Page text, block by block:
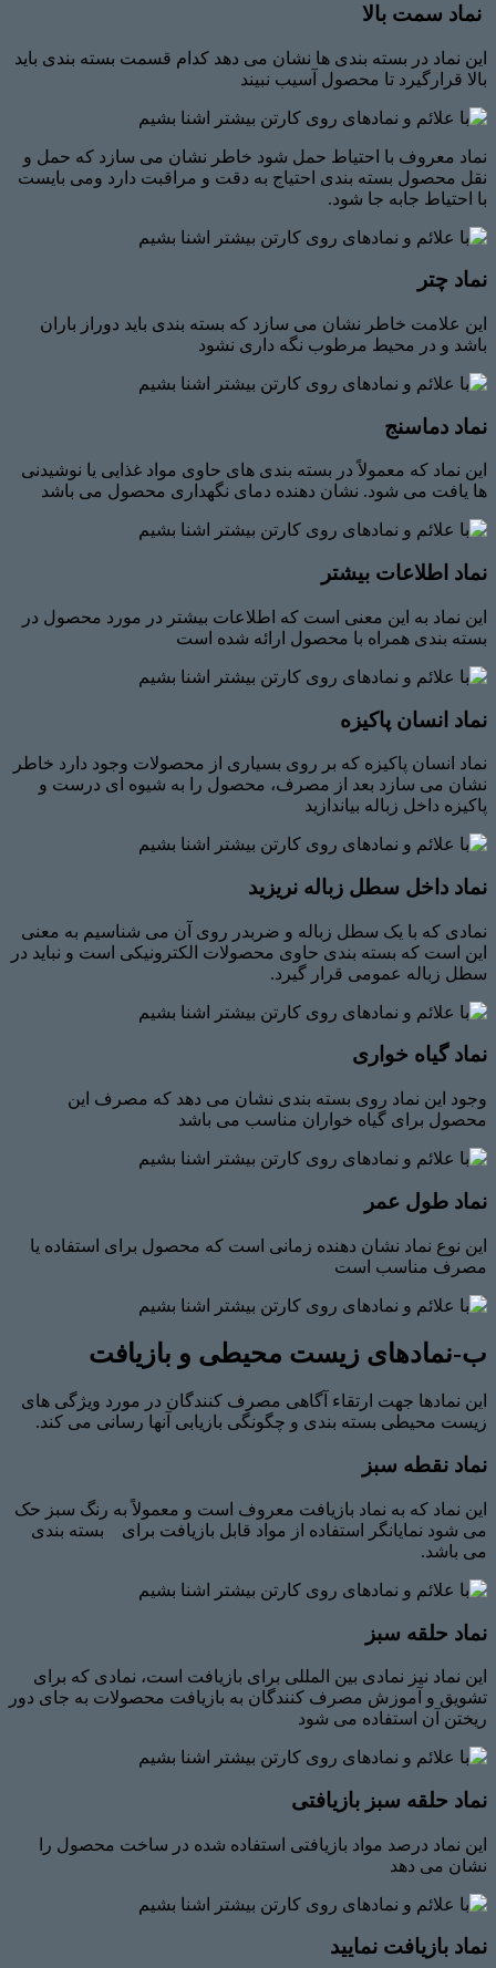
نماد سمت بالا
این نماد در بسته بندی ها نشان می دهد کدام قسمت بسته بندی باید
بالا قرارگیرد تا محصول آسیب نبیند
نماد معروف با احتیاط حمل شود خاطر نشان می سازد که حمل و
نقل محصول بسته بندی احتیاج به دقت و مراقبت دارد ومی بایست
با احتیاط جابه جا شود.
نماد چتر
این علامت خاطر نشان می سازد که بسته بندی باید دوراز باران
باشد و در محیط مرطوب نگه داری نشود
نماد دماسنج
این نماد که معمولاً در بسته بندی های حاوی مواد غذایی یا نوشیدنی
ها یافت می شود. نشان دهنده دمای نگهداری محصول می باشد
نماد اطلاعات بیشتر
این نماد به این معنی است که اطلاعات بیشتر در مورد محصول در
بسته بندی همراه با محصول ارائه شده است
نماد انسان پاکیزه
نماد انسان پاکیزه که بر روی بسیاری از محصولات وجود دارد خاطر
نشان می سازد بعد از مصرف، محصول را به شیوه ای درست و
پاکیزه داخل زباله بیاندازید
نماد داخل سطل زباله نریزید
نمادی که با یک سطل زباله و ضربدر روی آن می شناسیم به معنی
این است که بسته بندی حاوی محصولات الکترونیکی است و نباید در
سطل زباله عمومی قرار گیرد.
نماد گیاه خواری
وجود این نماد روی بسته بندی نشان می دهد که مصرف این
محصول برای گیاه خواران مناسب می باشد
نماد طول عمر
این نوع نماد نشان دهنده زمانی است که محصول برای استفاده یا
مصرف مناسب است
ب-نمادهای زیست محیطی و بازیافت
این نمادها جهت ارتقاء آگاهی مصرف کنندگان در مورد ویژگی های
زیست محیطی بسته بندی و چگونگی بازیابی آنها رسانی می کند.
نماد نقطه سبز
این نماد که به نماد بازیافت معروف است و معمولاً به رنگ سبز حک
می شود نمایانگر استفاده از مواد قابل بازیافت برای بسته بندی
می باشد.
نماد حلقه سبز
این نماد نیز نمادی بین المللی برای بازیافت است، نمادی که برای
تشویق و آموزش مصرف کنندگان به بازیافت محصولات به جای دور
ریختن آن استفاده می شود
نماد حلقه سبز بازیافتی
این نماد درصد مواد بازیافتی استفاده شده در ساخت محصول را
نشان می دهد
نماد بازیافت نمایید